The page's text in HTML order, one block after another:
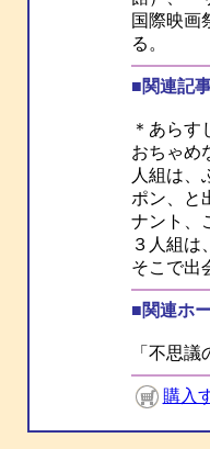
国際映画
る。
■関連記
＊あらす
おちゃめ
人組は、
ポン、と
ナント、
３人組は
そこで出
■関連ホ
「不思
購入